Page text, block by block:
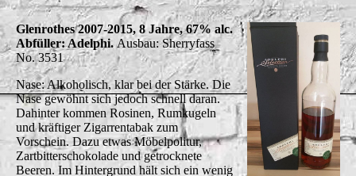
Glenrothes 2007-2015, 8 Jahre, 67% alc.
Abfüller: Adelphi.Ausbau: Sherryfass
No. 3531
Nase: Alkoholisch, klar bei der Stärke. Die
Nase gewöhnt sich jedoch schnell daran.
Dahinter kommen Rosinen, Rumkugeln
und kräftiger Zigarrentabak zum
Vorschein. Dazu etwas Möbelpolitur,
Zartbitterschokolade und getrocknete
Beeren. Im Hintergrund hält sich ein wenig